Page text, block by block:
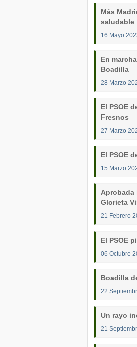
Más
saludable
16 Mayo
En
Boadilla
28 Marzo
El PSOE
Fresnos
27 Marzo
El PSOE
15 Marzo
Glorieta
21 Febrero
El PSOE
06 Octubre
Boadilla
22
Un rayo
21